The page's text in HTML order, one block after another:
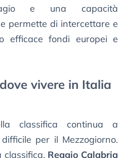
e una capacità
permette di intercettare e
efficace fondi europei e
vivere in Italia
classifica continua a
per il Mezzogiorno.
classifica, Reggio Calabria